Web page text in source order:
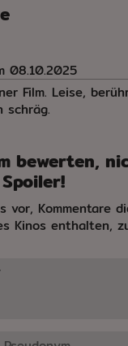
08.10.2025
Film. Leise,
schräg.
bewerten,
vor, Kommentare
Kinos enthalten,